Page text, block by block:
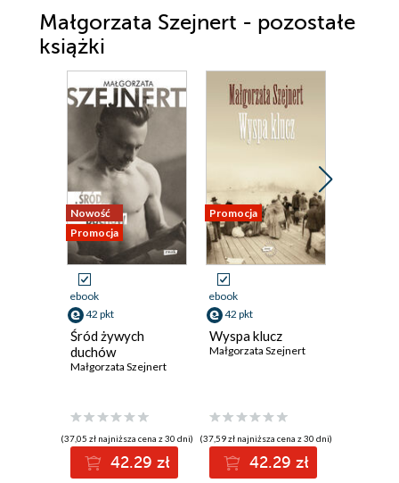
Małgorzata Szejnert - pozostałe
książki
Nowość
Promocja
ebook
42 pkt
Śród żywych
duchów
Małgorzata Szejnert
(37,05 zł najniższa cena z 30 dni)
42.29 zł
Promocja
ebook
42 pkt
Wyspa klucz
Małgorzata Szejnert
(37,59 zł najniższa cena z 30 dni)
42.29 zł